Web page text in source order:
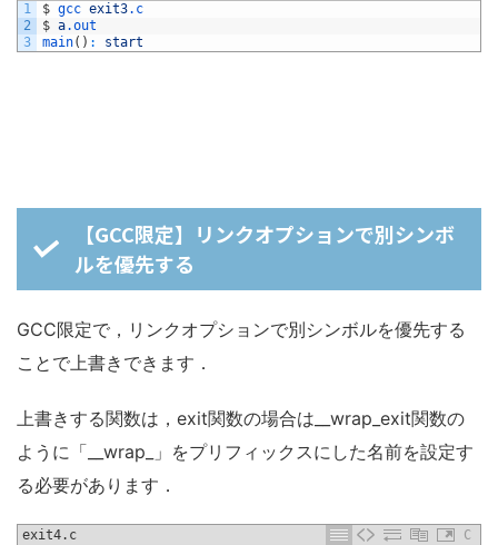
1
2
3
$ gcc exit3.c
$ a.out
main( ) : start
【GCC限定】リンクオプションで別シンボ
ルを優先する
GCC限定で，リンクオプションで別シンボルを優先する
ことで上書きできます．
上書きする関数は，exit関数の場合は__wrap_exit関数の
ように「__wrap_」をプリフィックスにした名前を設定す
る必要があります．
exit4.c
C